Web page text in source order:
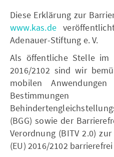
Diese Erklärung zur
www.kas.de
Adenauer-Stiftung e. V.
Als öffentliche Stelle im
2016/2102 sind wir
mobilen
(BGG) sowie der
Verordnung (BITV 2.0)
(EU) 2016/2102